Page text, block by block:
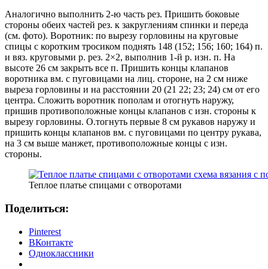
Аналогично выполнить 2-ю часть рез. Пришить боковые
стороны обеих частей рез. к закруглениям спинки и переда
(см. фото). Воротник: по вырезу горловины на круговые
спицы с коротким тросиком поднять 148 (152; 156; 160; 164) п.
и вяз. круговыми р. рез. 2×2, выполнив 1-й р. изн. п. На
высоте 26 см закрыть все п. Пришить концы клапанов
воротника вм. с пуговицами на лиц. стороне, на 2 см ниже
выреза горловины и на расстоянии 20 (21 22; 23; 24) см от его
центра. Сложить воротник пополам и отогнуть наружу,
пришив противоположные концы клапанов с изн. стороны к
вырезу горловины. О.тогнуть первые 8 см рукавов наружу и
пришить концы клапанов вм. с пуговицами по центру рукава,
на 3 см выше манжет, противоположные концы с изн.
стороны.
Теплое платье спицами с отворотами
Поделиться:
Pinterest
ВКонтакте
Одноклассники